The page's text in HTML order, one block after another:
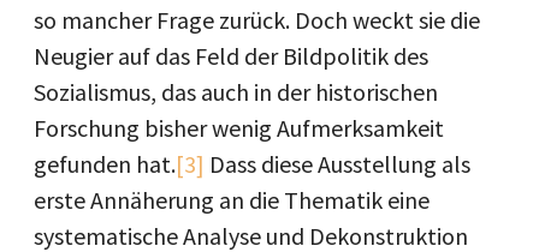
so mancher Frage zurück. Doch weckt sie die
Neugier auf das Feld der Bildpolitik des
Sozialismus, das auch in der historischen
Forschung bisher wenig Aufmerksamkeit
gefunden hat.[3] Dass diese Ausstellung als
erste Annäherung an die Thematik eine
systematische Analyse und Dekonstruktion